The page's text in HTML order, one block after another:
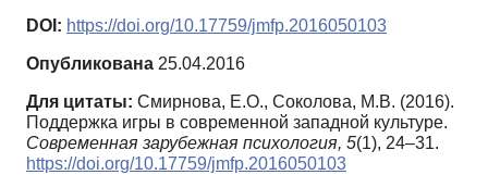
DOI: https://doi.org/10.17759/jmfp.2016050103
Опубликована 25.04.2016
Для цитаты: Смирнова, Е.О., Соколова, М.В. (2016).
Поддержка игры в современной западной культуре.
Современная зарубежная психология, 5(1), 24–31.
https://doi.org/10.17759/jmfp.2016050103